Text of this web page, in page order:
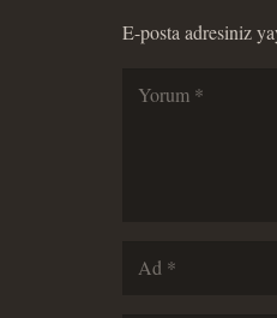
E-posta adresiniz